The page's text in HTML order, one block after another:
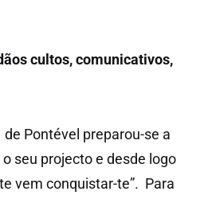
cultos, comunicativos,
de Pontével preparou-se a
seu projecto e desde logo
vem conquistar-te”. Para